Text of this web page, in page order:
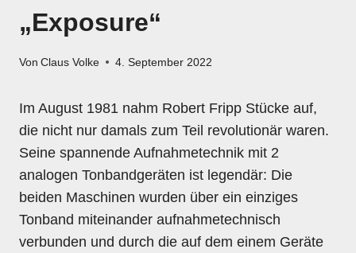
„Exposure“
Von Claus Volke 4. September 2022
Im August 1981 nahm Robert Fripp Stücke auf,
die nicht nur damals zum Teil revolutionär waren.
Seine spannende Aufnahmetechnik mit 2
analogen Tonbandgeräten ist legendär: Die
beiden Maschinen wurden über ein einziges
Tonband miteinander aufnahmetechnisch
verbunden und durch die auf dem einem Geräte